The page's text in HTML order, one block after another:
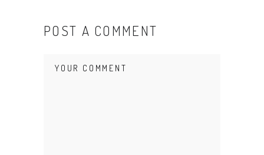
POST A COMMENT